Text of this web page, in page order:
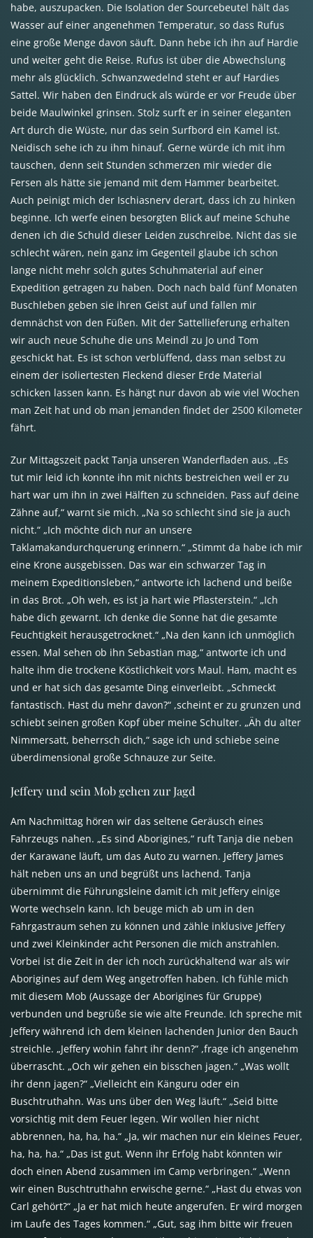
habe, auszupacken. Die Isolation der Sourcebeutel hält das
Wasser auf einer angenehmen Temperatur, so dass Rufus
eine große Menge davon säuft. Dann hebe ich ihn auf Hardie
und weiter geht die Reise. Rufus ist über die Abwechslung
mehr als glücklich. Schwanzwedelnd steht er auf Hardies
Sattel. Wir haben den Eindruck als würde er vor Freude über
beide Maulwinkel grinsen. Stolz surft er in seiner eleganten
Art durch die Wüste, nur das sein Surfbord ein Kamel ist.
Neidisch sehe ich zu ihm hinauf. Gerne würde ich mit ihm
tauschen, denn seit Stunden schmerzen mir wieder die
Fersen als hätte sie jemand mit dem Hammer bearbeitet.
Auch peinigt mich der Ischiasnerv derart, dass ich zu hinken
beginne. Ich werfe einen besorgten Blick auf meine Schuhe
denen ich die Schuld dieser Leiden zuschreibe. Nicht das sie
schlecht wären, nein ganz im Gegenteil glaube ich schon
lange nicht mehr solch gutes Schuhmaterial auf einer
Expedition getragen zu haben. Doch nach bald fünf Monaten
Buschleben geben sie ihren Geist auf und fallen mir
demnächst von den Füßen. Mit der Sattellieferung erhalten
wir auch neue Schuhe die uns Meindl zu Jo und Tom
geschickt hat. Es ist schon verblüffend, dass man selbst zu
einem der isoliertesten Fleckend dieser Erde Material
schicken lassen kann. Es hängt nur davon ab wie viel Wochen
man Zeit hat und ob man jemanden findet der 2500 Kilometer
fährt.
Zur Mittagszeit packt Tanja unseren Wanderfladen aus. „Es
tut mir leid ich konnte ihn mit nichts bestreichen weil er zu
hart war um ihn in zwei Hälften zu schneiden. Pass auf deine
Zähne auf,“ warnt sie mich. „Na so schlecht sind sie ja auch
nicht.“ „Ich möchte dich nur an unsere
Taklamakandurchquerung erinnern.“ „Stimmt da habe ich mir
eine Krone ausgebissen. Das war ein schwarzer Tag in
meinem Expeditionsleben,“ antworte ich lachend und beiße
in das Brot. „Oh weh, es ist ja hart wie Pflasterstein.“ „Ich
habe dich gewarnt. Ich denke die Sonne hat die gesamte
Feuchtigkeit herausgetrocknet.“ „Na den kann ich unmöglich
essen. Mal sehen ob ihn Sebastian mag,“ antworte ich und
halte ihm die trockene Köstlichkeit vors Maul. Ham, macht es
und er hat sich das gesamte Ding einverleibt. „Schmeckt
fantastisch. Hast du mehr davon?“ ,scheint er zu grunzen und
schiebt seinen großen Kopf über meine Schulter. „Äh du alter
Nimmersatt, beherrsch dich,“ sage ich und schiebe seine
überdimensional große Schnauze zur Seite.
Jeffery und sein Mob gehen zur Jagd
Am Nachmittag hören wir das seltene Geräusch eines
Fahrzeugs nahen. „Es sind Aborigines,“ ruft Tanja die neben
der Karawane läuft, um das Auto zu warnen. Jeffery James
hält neben uns an und begrüßt uns lachend. Tanja
übernimmt die Führungsleine damit ich mit Jeffery einige
Worte wechseln kann. Ich beuge mich ab um in den
Fahrgastraum sehen zu können und zähle inklusive Jeffery
und zwei Kleinkinder acht Personen die mich anstrahlen.
Vorbei ist die Zeit in der ich noch zurückhaltend war als wir
Aborigines auf dem Weg angetroffen haben. Ich fühle mich
mit diesem Mob (Aussage der Aborigines für Gruppe)
verbunden und begrüße sie wie alte Freunde. Ich spreche mit
Jeffery während ich dem kleinen lachenden Junior den Bauch
streichle. „Jeffery wohin fahrt ihr denn?“ ,frage ich angenehm
überrascht. „Och wir gehen ein bisschen jagen.“ „Was wollt
ihr denn jagen?“ „Vielleicht ein Känguru oder ein
Buschtruthahn. Was uns über den Weg läuft.“ „Seid bitte
vorsichtig mit dem Feuer legen. Wir wollen hier nicht
abbrennen, ha, ha, ha.“ „Ja, wir machen nur ein kleines Feuer,
ha, ha, ha.“ „Das ist gut. Wenn ihr Erfolg habt könnten wir
doch einen Abend zusammen im Camp verbringen.“ „Wenn
wir einen Buschtruthahn erwische gerne.“ „Hast du etwas von
Carl gehört?“ „Ja er hat mich heute angerufen. Er wird morgen
im Laufe des Tages kommen.“ „Gut, sag ihm bitte wir freuen